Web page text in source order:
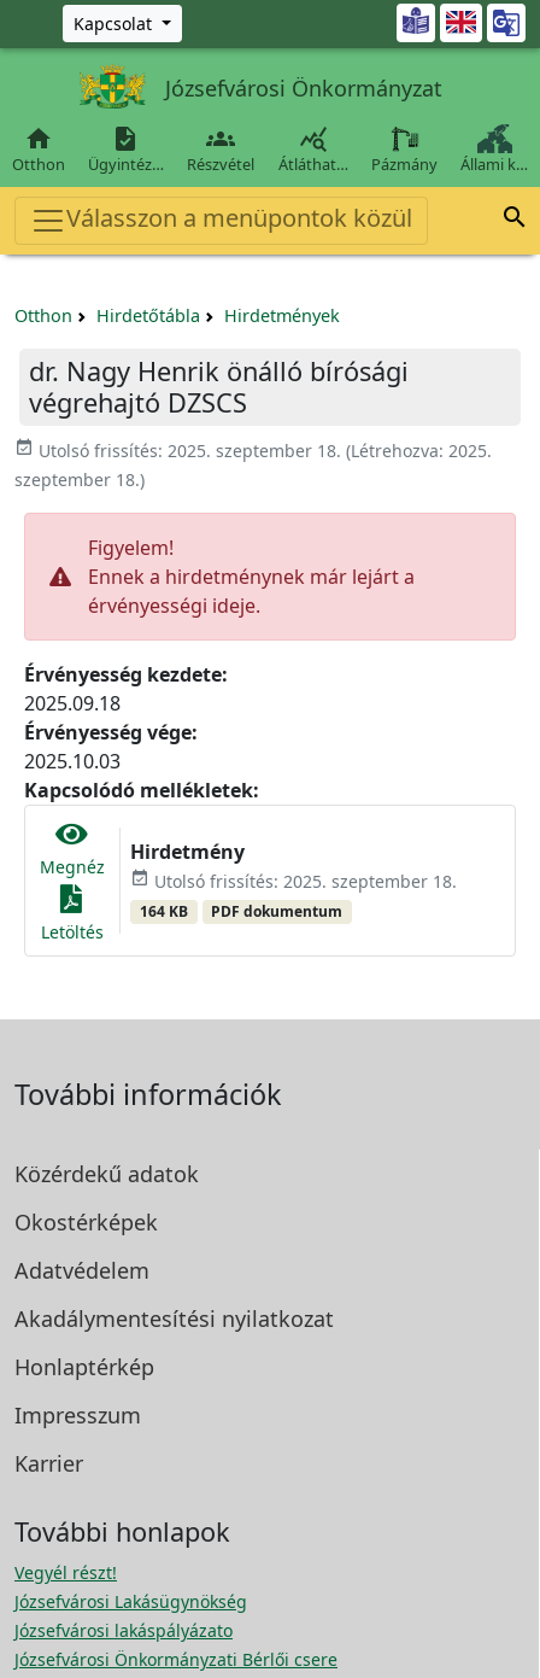
Ugrás a fő tartalomra
Kapcsolat 
Józsefvárosi Önkormányzat

Otthon

Ügyintéz…

Részvétel

Átláthat… Pázmány Állami k…
Válasszon a menüpontok közül 
Otthon Hirdetőtábla Hirdetmények
dr. Nagy Henrik önálló bírósági
végrehajtó DZSCS
event_available Utolsó frissítés: 2025. szeptember 18. (Létrehozva: 2025.
szeptember 18.)
Figyelem!
Ennek a hirdetménynek már lejárt a
érvényességi ideje.
Érvényesség kezdete:
2025.09.18
Érvényesség vége:
2025.10.03
Kapcsolódó mellékletek:
Megnéz
Letöltés
Hirdetmény
event_available Utolsó frissítés: 2025. szeptember 18.
164 KB PDF dokumentum
További információk
Közérdekű adatok
Okostérképek
Adatvédelem
Akadálymentesítési nyilatkozat
Honlaptérkép
Impresszum
Karrier
További honlapok
Vegyél részt!
Józsefvárosi Lakásügynökség
Józsefvárosi lakáspályázato
Józsefvárosi Önkormányzati Bérlői csere